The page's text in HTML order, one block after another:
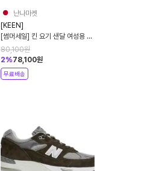
난나마켓
[KEEN]
[썸머세일] 킨 요기 샌달 여성용 화
이트
80,100원
2%78,100원
무료배송